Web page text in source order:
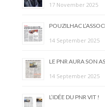
17 November 2025
POUZILHAC
14 September 2025
LE PNR AURA SON
14 September 2025
L’IDÉE DU PNR VIT !